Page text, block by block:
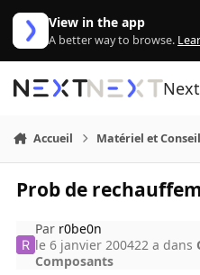
Aller au contenu
View in the app
A better way to browse.
Next
Accueil Matériel et
Prob de
Par r0be0n
le 6 janvier 200422 a dans
Composants